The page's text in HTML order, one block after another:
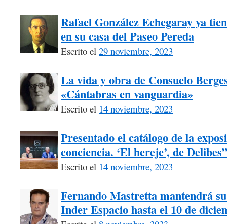
Rafael González Echegaray ya
en su casa del Paseo Pereda
Escrito el 29 noviembre, 2023
La vida y obra de Consuelo
«Cántabras en vanguardia»
Escrito el 14 noviembre, 2023
Presentado el catálogo de la
conciencia. ‘El hereje’, de Delibes”
Escrito el 14 noviembre, 2023
Fernando Mastretta mantendrá
Inder Espacio hasta el 10 de